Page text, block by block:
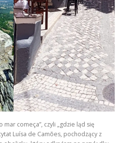
começa”, czyli „gdzie ląd się
Luísa de Camões, pochodzący z